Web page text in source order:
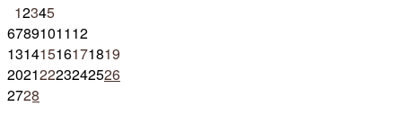
12345
6789101112
13141516171819
20212223242526
2728